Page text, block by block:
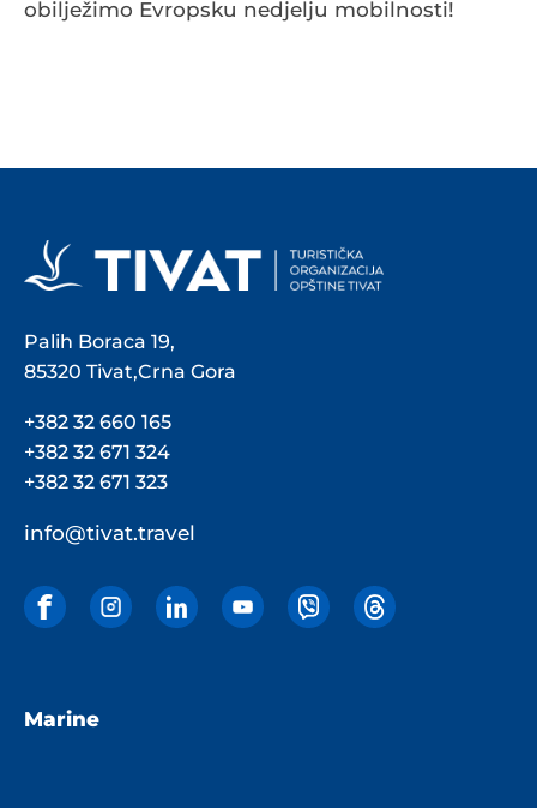
obilježimo Evropsku nedjelju mobilnosti!
Palih Boraca 19,
85320 Tivat,Crna Gora
+382 32 660 165
+382 32 671 324
+382 32 671 323
info@tivat.travel
Marine